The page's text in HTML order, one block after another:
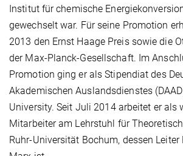
Institut für chemische
gewechselt war. Für seine Promotion
2013 den Ernst Haage Preis sowie die
der Max-Planck-Gesellschaft. Im
Promotion ging er als Stipendiat des
Akademischen Auslandsdienstes
University. Seit Juli 2014 arbeitet er als
Mitarbeiter am Lehrstuhl für
Ruhr-Universität Bochum, dessen Leiter